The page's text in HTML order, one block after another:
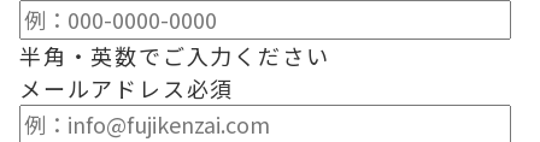
半角・英数でご入力ください
メールアドレス必須